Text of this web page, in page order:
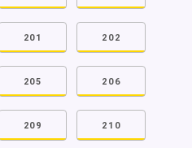
201 202
205 206
209 210